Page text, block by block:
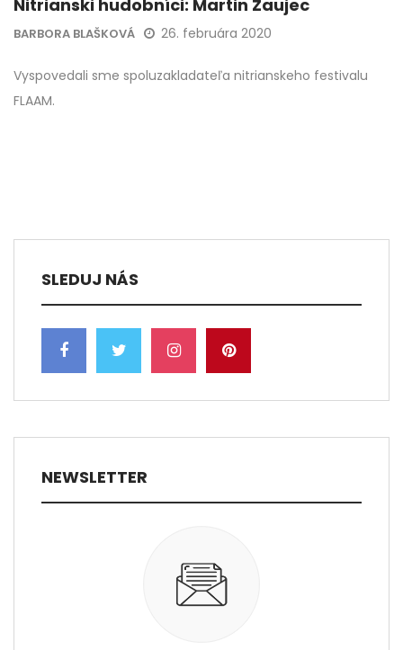
Nitrianski hudobníci: Martin Zaujec
BARBORA BLAŠKOVÁ 26. februára 2020
Vyspovedali sme spoluzakladateľa nitrianskeho festivalu
FLAAM.
SLEDUJ NÁS
NEWSLETTER